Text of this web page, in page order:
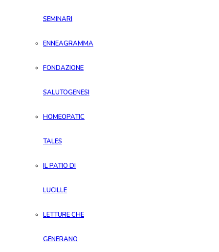
SEMINARI
ENNEAGRAMMA
FONDAZIONE
SALUTOGENESI
HOMEOPATIC
TALES
IL PATIO DI
LUCILLE
LETTURE CHE
GENERANO